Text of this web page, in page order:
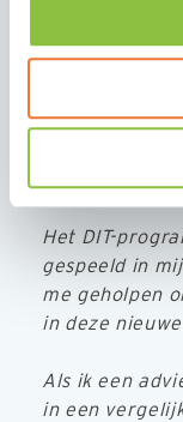
perfect aan
Voor mij is
professioneel
vlak. Het
op te bouwen
Het DIT-
gespeeld in
me geholpen
in deze
Als ik een
in een